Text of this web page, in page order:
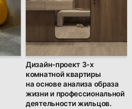
Дизайн-проект 3-х
комнатной квартиры
на основе анализа образа
жизни и профессиональной
деятельности жильцов.